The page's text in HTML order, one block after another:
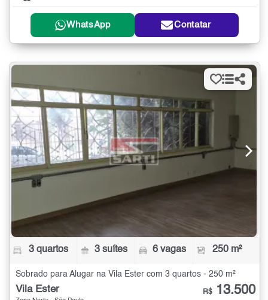
WhatsApp Contatar
3 quartos 3 suítes 6 vagas 250 m²
Sobrado para Alugar na Vila Ester com 3 quartos - 250 m²
Vila Ester R$ 13.500